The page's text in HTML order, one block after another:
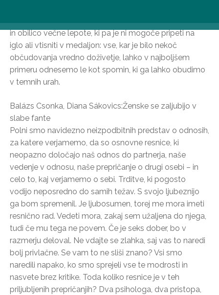
osvežujejo telo in dušo s svojimi proporci, mero, sijajem
in obilico večne lepote, ki pa je ni mogoče pripeti na
iglo ali vtisniti v medaljon: vse, kar je bilo nekoč
občudovanja vredno doživetje, lahko v najboljšem
primeru odnesemo le kot spomin, ki ga lahko obudimo
v temnih urah.
Balázs Csonka, Diana Sákovics:Ženske se zaljubijo v
slabe fante
Polni smo navidezno neizpodbitnih predstav o odnosih,
za katere verjamemo, da so osnovne resnice, ki
neopazno določajo naš odnos do partnerja, naše
vedenje v odnosu, naše prepričanje o drugi osebi – in
celo to, kaj verjamemo o sebi. Trditve, ki pogosto
vodijo neposredno do samih težav. S svojo ljubeznijo
ga bom spremenil. Je ljubosumen, torej me mora imeti
resnično rad. Vedeti mora, zakaj sem užaljena do njega,
tudi če mu tega ne povem. Če je seks dober, bo v
razmerju deloval. Ne vdajte se zlahka, saj vas to naredi
bolj privlačne. Se vam to ne sliši znano? Vsi smo
naredili napako, ko smo sprejeli vse te modrosti in
nasvete brez kritike. Toda koliko resnice je v teh
priljubljenih prepričanjih? Dva psihologa, dva pristopa,